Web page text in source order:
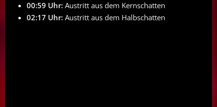
00:59 Uhr: Austritt aus dem Kernschatten
02:17 Uhr: Austritt aus dem Halbschatten